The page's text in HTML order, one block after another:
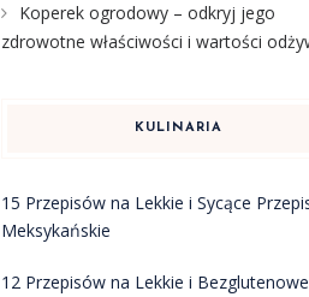
Koperek ogrodowy – odkryj jego
zdrowotne właściwości i wartości
KULINARIA
15 Przepisów na Lekkie i Sycące
Meksykańskie
12 Przepisów na Lekkie i Bezglutenowe